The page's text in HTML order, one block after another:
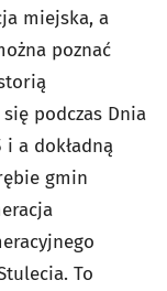
miejska, a
poznać
podczas Dnia
i a dokładną
gmin
To